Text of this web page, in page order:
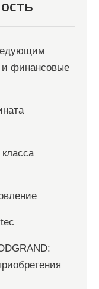
и финансовые